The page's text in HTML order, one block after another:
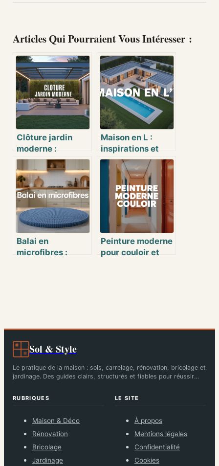
Articles Qui Pourraient Vous Intéresser :
Clôture jardin
moderne :
inspirations,
choix et conseils
pour un extérieur
design
Maison en L :
inspirations et
conseils pour
concevoir votre
projet
Balai en
microfibres :
Peinture moderne
pour couloir et
Sol & Style
Le pratique de la maison : sols, carrelage, rénovation, bricolage et
jardinage. Des guides clairs, structurés et fiables pour réussir
RUBRIQUES
Maison & Déco
Rénovation
Bricolage
Jardinage
LE SITE
À propos
Mentions légales
Confidentialité
Cookies